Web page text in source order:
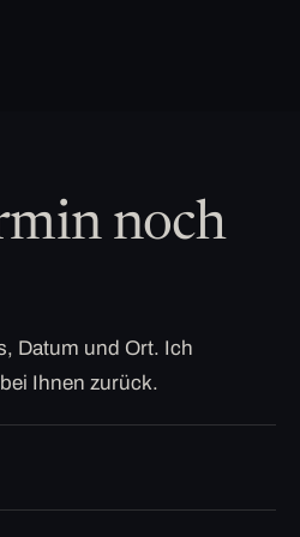
noch
Datum und Ort. Ich
Ihnen zurück.